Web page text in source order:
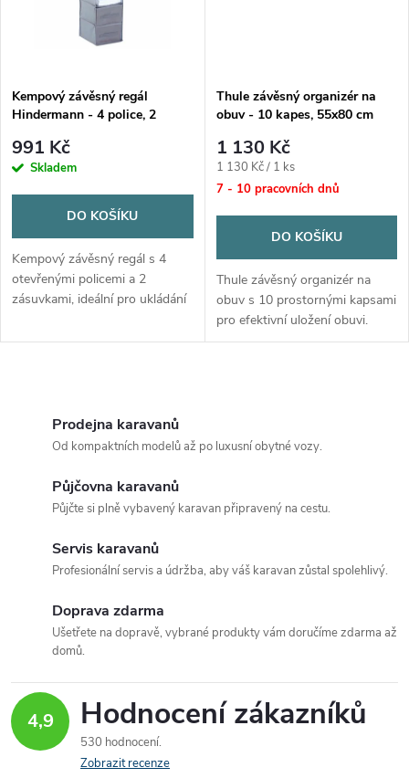
Kempový závěsný regál
Hindermann - 4 police, 2
991 Kč
Skladem
DO KOŠÍKU
Kempový závěsný regál s 4
otevřenými policemi a 2
zásuvkami, ideální pro ukládání
33x120x33 cm, materiál 100%
Thule závěsný organizér na
obuv - 10 kapes, 55x80 cm
1 130 Kč
Měrná
cena:
1 130 Kč / 1 ks
7 - 10 pracovních dnů
DO KOŠÍKU
Thule závěsný organizér na
obuv s 10 prostornými kapsami
pro efektivní uložení obuvi.
Rozměry: 55 x 80 cm.
p
r
Prodejna karavanů
Od kompaktních modelů až po luxusní obytné vozy.
Půjčovna karavanů
Půjčte si plně vybavený karavan připravený na cestu.
Servis karavanů
Profesionální servis a údržba, aby váš karavan zůstal spolehlivý.
Doprava zdarma
Ušetřete na dopravě, vybrané produkty vám doručíme zdarma až
domů.
4,9 Hodnocení zákazníků
530 hodnocení
Zobrazit recenze